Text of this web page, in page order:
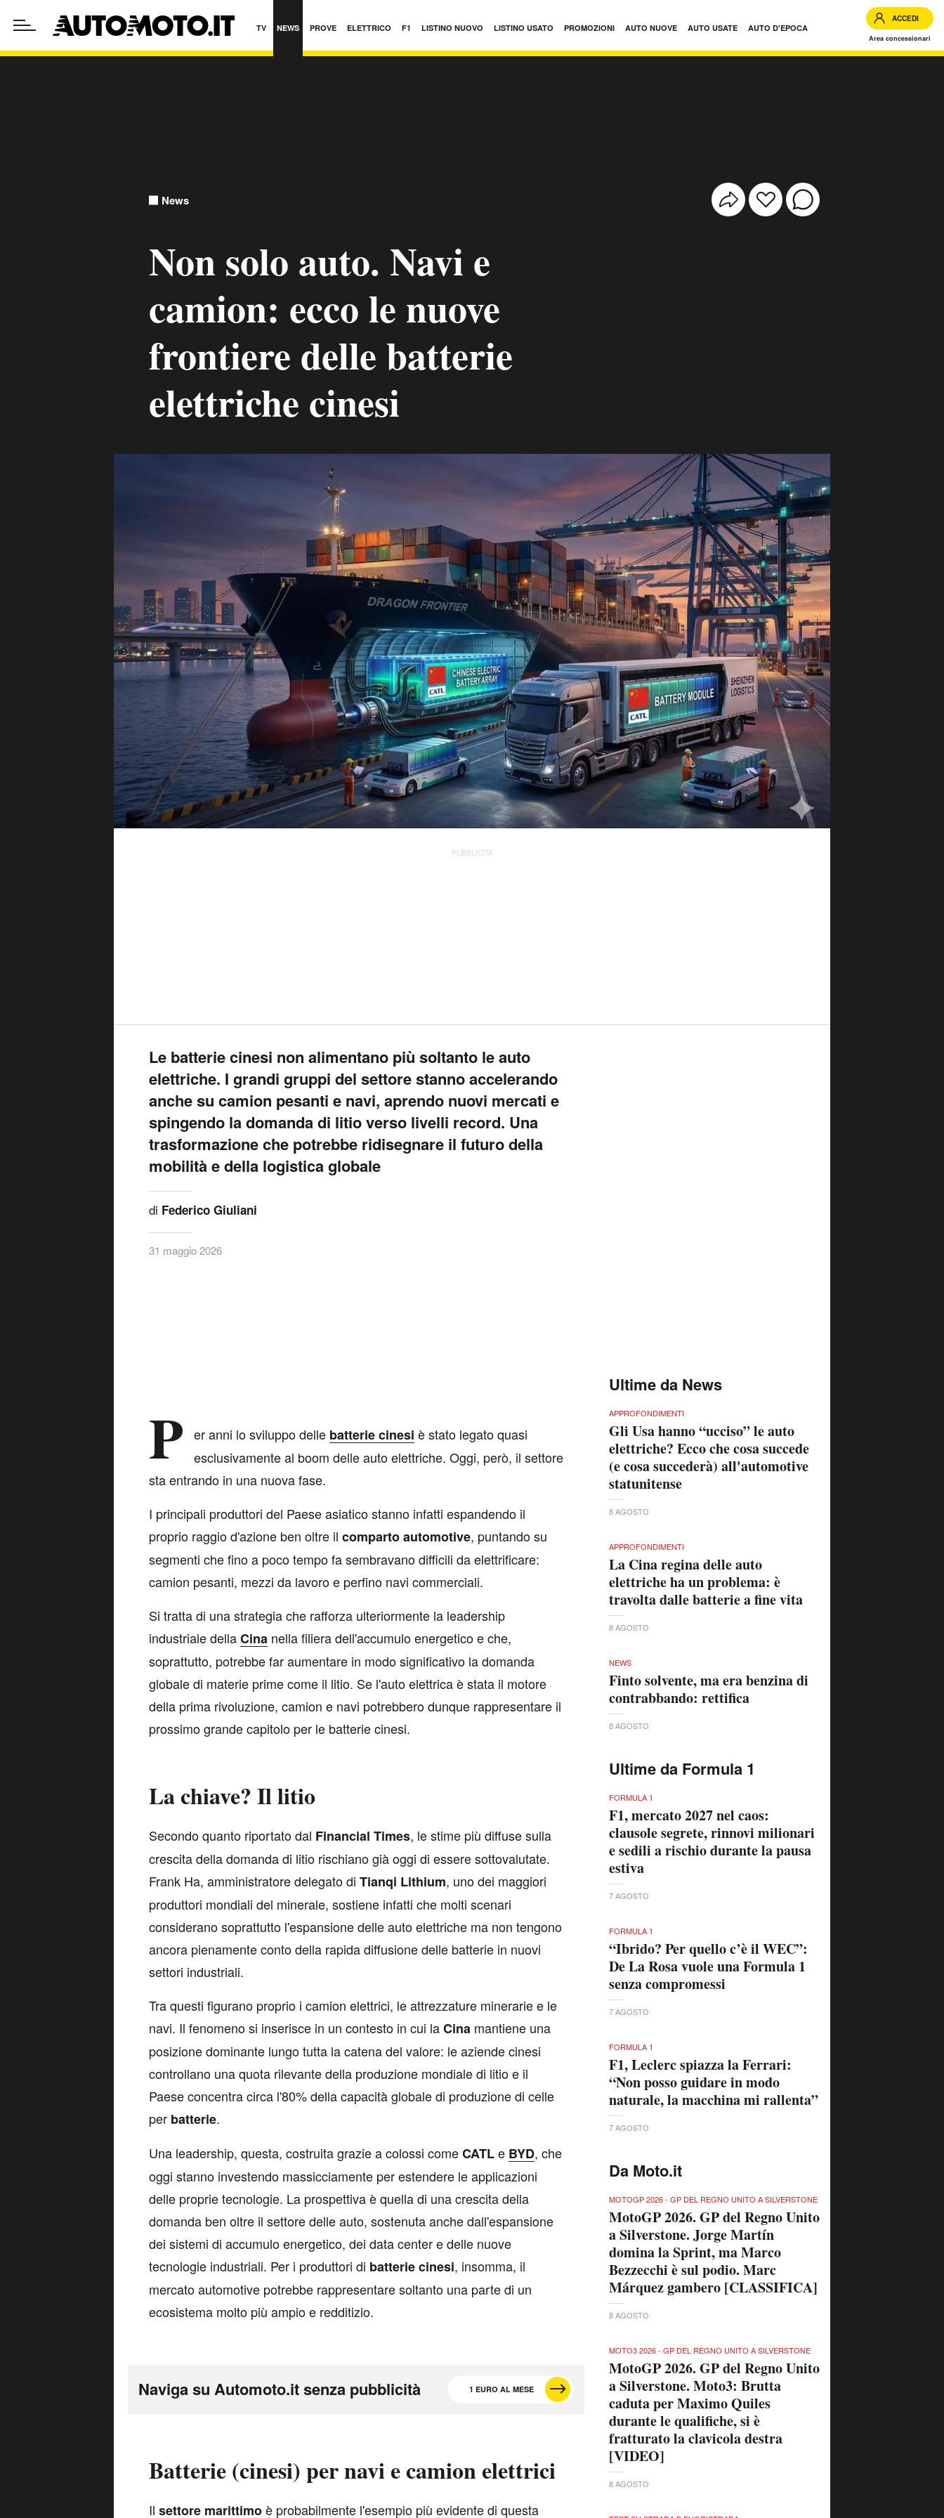
TV NEWS PROVE ELETTRICO F1 LISTINO NUOVO LISTINO USATO PROMOZIONI AUTO NUOVE AUTO USATE AUTO D'EPOCA
ACCEDI
Area concessionari
News
Non solo auto. Navi e
camion: ecco le nuove
frontiere delle batterie
elettriche cinesi
PUBBLICITÀ
Le batterie cinesi non alimentano più soltanto le auto
elettriche. I grandi gruppi del settore stanno accelerando
anche su camion pesanti e navi, aprendo nuovi mercati e
spingendo la domanda di litio verso livelli record. Una
trasformazione che potrebbe ridisegnare il futuro della
mobilità e della logistica globale
di Federico Giuliani
31 maggio 2026
P er anni lo sviluppo delle batteriecinesi è stato legato quasi
esclusivamente al boom delle auto elettriche. Oggi, però, il settore
sta entrando in una nuova fase.
I principali produttori del Paese asiatico stanno infatti espandendo il
proprio raggio d'azione ben oltre il compartoautomotive, puntando su
segmenti che fino a poco tempo fa sembravano difficili da elettrificare:
camion pesanti, mezzi da lavoro e perfino navi commerciali.
Si tratta di una strategia che rafforza ulteriormente la leadership
industriale dellaCina nella filiera dell'accumulo energetico e che,
soprattutto, potrebbe far aumentare in modo significativo la domanda
globale di materie prime come il litio. Se l'auto elettrica è stata il motore
della prima rivoluzione, camion e navi potrebbero dunque rappresentare il
prossimo grande capitolo per le batterie cinesi.
La chiave? Il litio
Secondo quanto riportato dal Financial Times, le stime più diffuse sulla
crescita della domanda di litio rischiano già oggi di essere sottovalutate.
Frank Ha, amministratore delegato di Tianqi Lithium, uno dei maggiori
produttori mondiali del minerale, sostiene infatti che molti scenari
considerano soprattutto l'espansione delle auto elettriche ma non tengono
ancora pienamente conto della rapida diffusione delle batterie in nuovi
settori industriali.
Tra questi figurano proprio i camion elettrici, le attrezzature minerarie e le
navi. Il fenomeno si inserisce in un contesto in cui laCina mantiene una
posizione dominante lungo tutta la catena del valore: le aziende cinesi
controllano una quota rilevante della produzione mondiale di litio e il
Paese concentra circa l'80% della capacità globale di produzione di celle
per batterie.
Una leadership, questa, costruita grazie a colossi comeCATLe BYD, che
oggi stanno investendo massicciamente per estendere le applicazioni
delle proprie tecnologie. La prospettiva è quella di una crescita della
domanda ben oltre il settore delle auto, sostenuta anche dall'espansione
dei sistemi di accumulo energetico, dei data center e delle nuove
tecnologie industriali. Per i produttori di batteriecinesi, insomma, il
mercato automotive potrebbe rappresentare soltanto una parte di un
ecosistema molto più ampio e redditizio.
Naviga su Automoto.it senza pubblicità 1 EURO AL MESE
Batterie (cinesi) per navi e camion elettrici
Il settore marittimoè probabilmente l'esempio più evidente di questa
Ultime da News
APPROFONDIMENTI
Gli Usa hanno “ucciso” le auto
elettriche? Ecco che cosa succede
(e cosa succederà) all'automotive
statunitense
8 AGOSTO
APPROFONDIMENTI
La Cina regina delle auto
elettriche ha un problema: è
travolta dalle batterie a fine vita
8 AGOSTO
NEWS
Finto solvente, ma era benzina di
contrabbando: rettifica
8 AGOSTO
Ultime da Formula 1
FORMULA 1
F1, mercato 2027 nel caos:
clausole segrete, rinnovi milionari
e sedili a rischio durante la pausa
estiva
7 AGOSTO
FORMULA 1
“Ibrido? Per quello c’è il WEC”:
De La Rosa vuole una Formula 1
senza compromessi
7 AGOSTO
FORMULA 1
F1, Leclerc spiazza la Ferrari:
“Non posso guidare in modo
naturale, la macchina mi rallenta”
7 AGOSTO
Da Moto.it
MOTOGP 2026 - GP DEL REGNO UNITO A SILVERSTONE
MotoGP 2026. GP del Regno Unito
a Silverstone. Jorge Martín
domina la Sprint, ma Marco
Bezzecchi è sul podio. Marc
Márquez gambero [CLASSIFICA]
8 AGOSTO
MOTO3 2026 - GP DEL REGNO UNITO A SILVERSTONE
MotoGP 2026. GP del Regno Unito
a Silverstone. Moto3: Brutta
caduta per Maximo Quiles
durante le qualifiche, si è
fratturato la clavicola destra
[VIDEO]
8 AGOSTO